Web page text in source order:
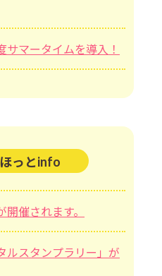
マータイムを導入！
っとinfo
催されます。
ルスタンプラリー」が